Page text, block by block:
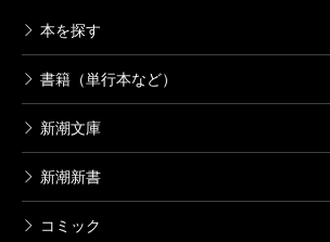
本を探す
書籍（単行本など）
新潮文庫
新潮新書
コミック